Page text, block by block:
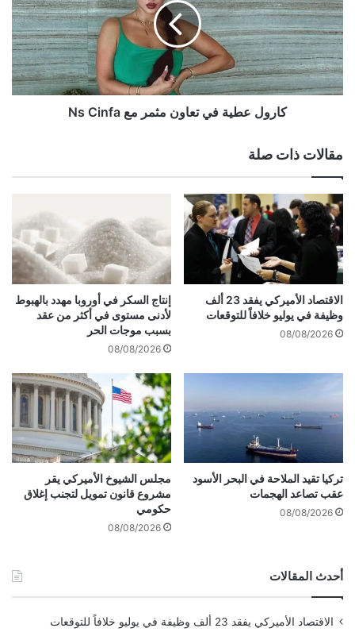
A post shared by Paty (@patriciakozhayaofficial)
ل
ج
ت
ت
أ
ل
أ
ح
د
ث
ظ
ه
و
ر
و
ل
ع
ط
ي
ة
ع
ا
و
ن
م
ث
م
ر
م
N
i
f
a
كارول عطية في تعاون مثمر مع Ns Cinfa
مقالات ذات صلة
الاقتصاد الأميركي يفقد 23 ألف
وظيفة في يوليو خلافاً للتوقعات
08/08/2026
إنتاج السكر في أوروبا مهدد بالهبوط
لأدنى مستوى في أكثر من عقد
بسبب موجات الحر
08/08/2026
تركيا تقيد الملاحة في البحر الأسود
عقب تصاعد الهجمات
08/08/2026
مجلس الشيوخ الأميركي يقر
مشروع قانون تمويل لتجنب إغلاق
حكومي
08/08/2026
أحدث المقالات
الاقتصاد الأميركي يفقد 23 ألف وظيفة في يوليو خلافاً للتوقعات